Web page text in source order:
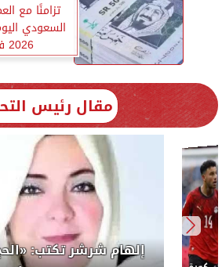
تزامنًا مع
2026 في البنوك
مقال رئيس
إلهام شرشر تكتب: